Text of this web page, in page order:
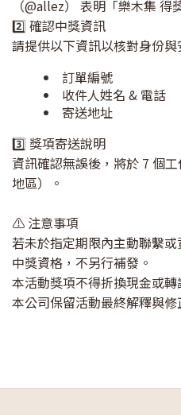
（@allez） 表明「樂木集 得
2️⃣ 確認中獎資訊
請提供以下資訊以核對身份與
訂單編號
收件人姓名 & 電話
寄送地址
3️⃣ 獎項寄送說明
資訊確認無誤後，將於 7 個
地區）。
⚠️ 注意事項
若未於指定期限內主動聯繫
中獎資格，不另行補發。
本活動獎項不得折換現金或轉
本公司保留活動最終解釋與修